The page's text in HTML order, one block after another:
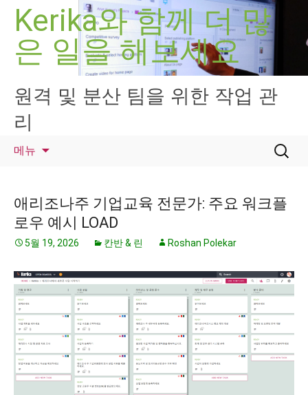
Kerika와 함께 더 많
은 일을 해보세요
원격 및 분산 팀을 위한 작업 관
리
메뉴
검
색:
애리조나주 기업교육 전문가: 주요 워크플
로우 예시 LOAD
5월 19, 2026 칸반 & 린 Roshan Polekar